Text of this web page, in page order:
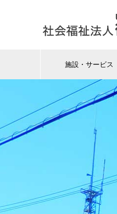
施設・サービス